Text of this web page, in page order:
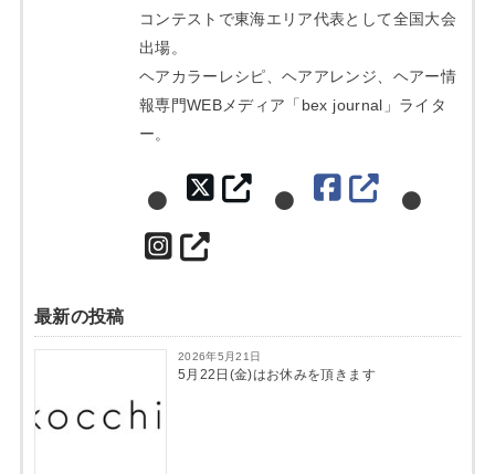
コンテストで東海エリア代表として全国大会
出場。
ヘアカラーレシピ、ヘアアレンジ、ヘアー情
報専門WEBメディア「bex journal」ライタ
ー。
最新の投稿
2026年5月21日
5月22日(金)はお休みを頂きます